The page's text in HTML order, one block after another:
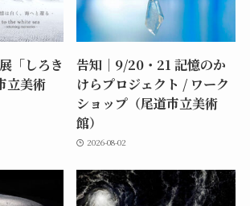
「しろき
立美術
告知｜9/20・21 記憶のか
けらプロジェクト / ワーク
ショップ（尾道市立美術
館）
2026-08-02